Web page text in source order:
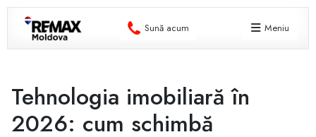
Sună acum Meniu
Tehnologia imobiliară în
2026: cum schimbă